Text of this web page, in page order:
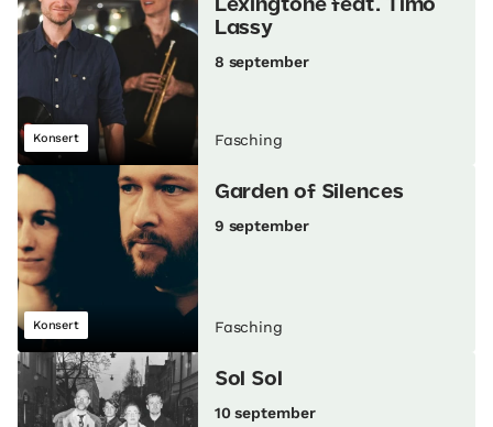
Konsert
Lexingtone feat. Timo
Lassy
8 september
Fasching
Konsert
Garden of Silences
9 september
Fasching
Sol Sol
10 september